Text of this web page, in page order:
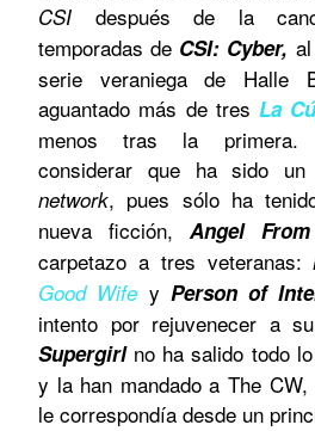
CSI después de la
temporadas de CSI: Cyber,
serie veraniega de Halle
aguantado más de tres La
menos tras la primera.
considerar que ha sido
network, pues sólo ha
nueva ficción,Angel
carpetazo a tres veteranas:
Good Wife y Person of
intento por rejuvenecer a
Supergirl no ha salido todo
y la han mandado a The
le correspondía desde un